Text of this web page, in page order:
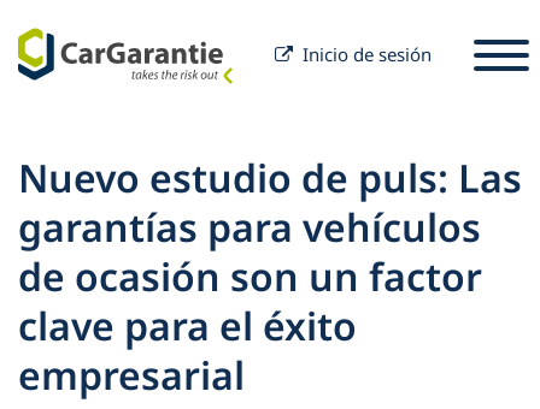
Inicio de sesión
Socios
Propietario del vehículo
Servicio y Soporte
Socios
Propietario del vehículo
Empresa
Carrera
Nuevo estudio de puls: Las
garantías para vehículos
de ocasión son un factor
clave para el éxito
empresarial